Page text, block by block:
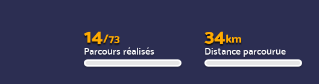
14/73
Parcours réalisés 34km
Distance parcourue